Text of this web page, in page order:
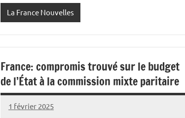
La France Nouvelles
France: compromis trouvé sur le budget
de l’État à la commission mixte paritaire
1 février 2025
Admins